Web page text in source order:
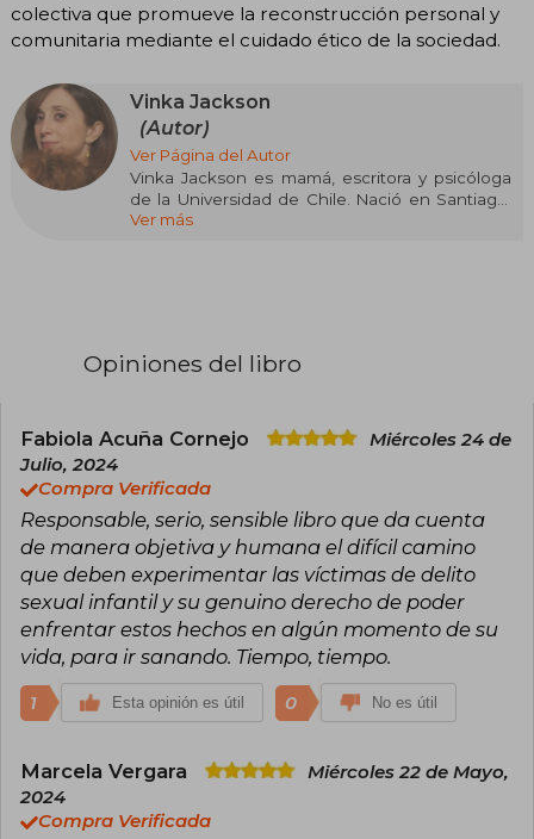
colectiva que promueve la reconstrucción personal y
comunitaria mediante el cuidado ético de la sociedad.
Vinka Jackson
(Autor)
Ver Página del Autor
Vinka Jackson es mamá, escritora y psicóloga
de la Universidad de Chile. Nació en Santiago,
en 1968. Vive entre dos mundos: Chile y Estados
todas organizaciones que trabajan en
la poeta Isabel Larraín, ha contribuido en las
febriles (1995), Escritura desplazada: Literatura de
chilenas en la diáspora (2009), ¡BASTA! 100
mujeres contra la violencia de género (2011).
Escribe regularmente en El Post.cl. Agua fresca
en los epejos su primer libro, fue honrado como
obra inédita por el Consejo Nacional de la
Cultura y las Artes en 2006.
Ver más
Opiniones del libro
Fabiola Acuña Cornejo
Miércoles 24 de
Julio, 2024
Compra Verificada
Responsable, serio, sensible libro que da cuenta
de manera objetiva y humana el difícil camino
que deben experimentar las víctimas de delito
sexual infantil y su genuino derecho de poder
enfrentar estos hechos en algún momento de su
vida, para ir sanando. Tiempo, tiempo.
1 Esta opinión es útil 0 No es útil
Marcela Vergara
Miércoles 22 de Mayo,
2024
Compra Verificada